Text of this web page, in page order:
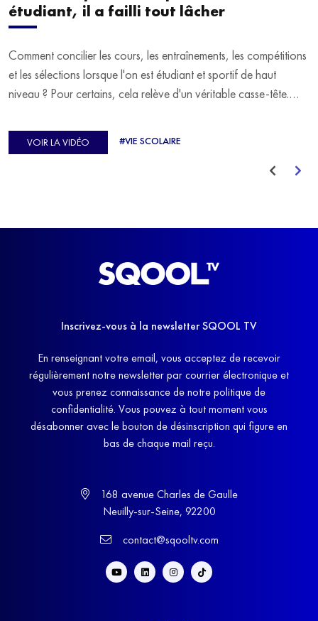
étudiant, il a failli tout lâcher
Comment concilier les cours, les entraînements, les compétitions
et les sélections lorsque l'on est étudiant et sportif de haut
niveau ? Pour certains, cela relève d'un véritable casse-tête.
d'Europe de Horse-ball, qui a failli abandonner ses études
avant de trouver un nouvel équilibre.
VOIR LA VIDÉO #VIE SCOLAIRE
Inscrivez-vous à la newsletter SQOOL TV
En renseignant votre email, vous acceptez de recevoir
régulièrement notre newsletter par courrier électronique et
vous prenez connaissance de notre politique de
confidentialité. Vous pouvez à tout moment vous
désabonner avec le bouton de désinscription qui figure en
bas de chaque mail reçu.
168 avenue Charles de Gaulle
Neuilly-sur-Seine, 92200
contact@sqooltv.com